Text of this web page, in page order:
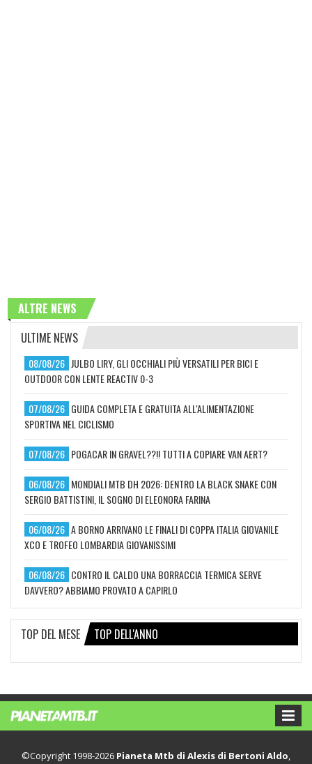
ALTRE NEWS
ULTIME NEWS
08/08/26 JULBO LIRY, GLI OCCHIALI PIÙ VERSATILI PER BICI E
OUTDOOR CON LENTE REACTIV 0-3
07/08/26 GUIDA COMPLETA E GRATUITA ALL'ALIMENTAZIONE
SPORTIVA NEL CICLISMO
07/08/26 POGACAR IN GRAVEL??!! TUTTI A COPIARE VAN AERT?
06/08/26 MONDIALI MTB DH 2026: DENTRO LA BLACK SNAKE CON
SERGIO BATTISTINI, IL SOGNO DI ELEONORA FARINA
06/08/26 A BORNO ARRIVANO LE FINALI DI COPPA ITALIA GIOVANILE
XCO E TROFEO LOMBARDIA GIOVANISSIMI
06/08/26 CONTRO IL CALDO UNA BORRACCIA TERMICA SERVE
DAVVERO? ABBIAMO PROVATO A CAPIRLO
TOP DEL MESE TOP DELL'ANNO
©Copyright 1998-2026 Pianeta Mtb di Alexis di Bertoni Aldo,